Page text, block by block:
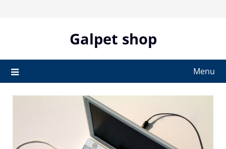
Galpet shop
Menu